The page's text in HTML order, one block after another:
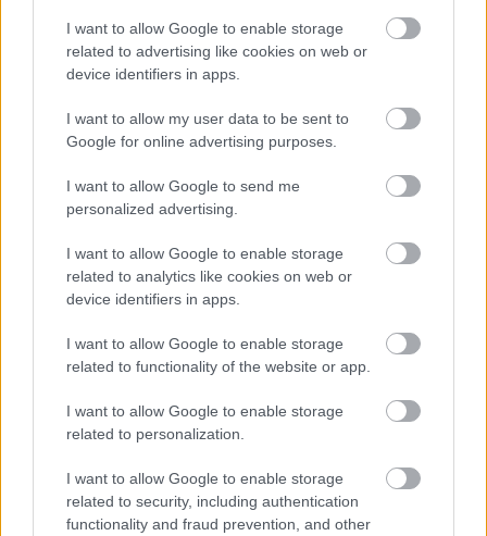
I want to allow Google to enable storage
related to advertising like cookies on web or
device identifiers in apps.
I want to allow my user data to be sent to
Google for online advertising purposes.
I want to allow Google to send me
personalized advertising.
I want to allow Google to enable storage
related to analytics like cookies on web or
device identifiers in apps.
I want to allow Google to enable storage
related to functionality of the website or app.
I want to allow Google to enable storage
related to personalization.
I want to allow Google to enable storage
related to security, including authentication
functionality and fraud prevention, and other
A titkosított platformokat használó bűnözők is
elkaphatók (VIDEÓ+GALÉRIA)
Baleset az alagútban, szerencsére csak
gyakorlat volt (VDEÓ, GALÉRIA)